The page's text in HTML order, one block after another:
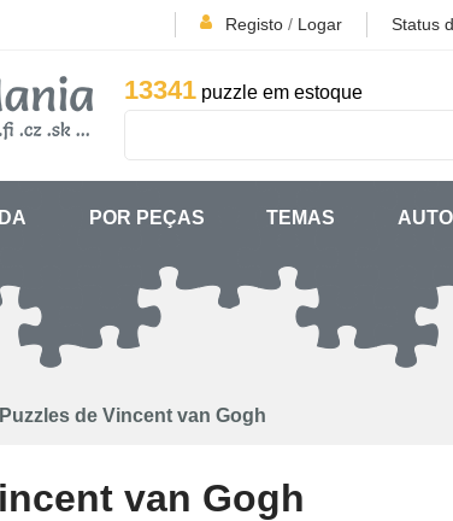
Registo / Logar Status
13341 puzzle em estoque
POR PEÇAS TEMAS
Puzzles de Vincent van Gogh
van Gogh